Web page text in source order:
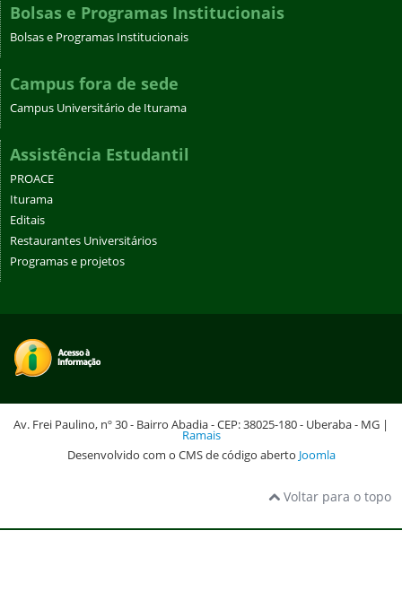
Bolsas e Programas Institucionais
Bolsas e Programas Institucionais
Campus fora de sede
Campus Universitário de Iturama
Assistência Estudantil
PROACE
Iturama
Editais
Restaurantes Universitários
Programas e projetos
Av. Frei Paulino, nº 30 - Bairro Abadia - CEP: 38025-180 - Uberaba - MG |
Ramais
Desenvolvido com o CMS de código aberto Joomla
Voltar para o topo